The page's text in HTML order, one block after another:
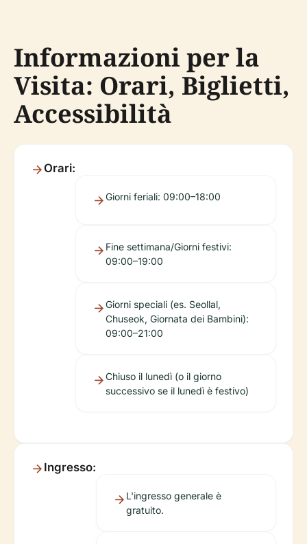
Informazioni per la
Visita: Orari, Biglietti,
Accessibilità
Orari:
Giorni feriali: 09:00–18:00
Fine settimana/Giorni festivi:
09:00–19:00
Giorni speciali (es. Seollal,
Chuseok, Giornata dei Bambini):
09:00–21:00
Chiuso il lunedì (o il giorno
successivo se il lunedì è festivo)
Ingresso:
L'ingresso generale è
gratuito.